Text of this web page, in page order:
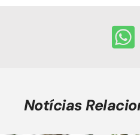
Notícias